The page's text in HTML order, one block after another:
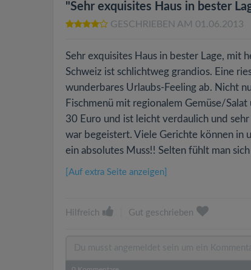
"Sehr exquisites Haus in bester
GESCHRIEBEN AM 01.06.2013
Sehr exquisites Haus in bester Lage, mit
Schweiz ist schlichtweg grandios. Eine
wunderbares Urlaubs-Feeling ab. Nicht
Fischmenü mit regionalem Gemüse/
30 Euro und ist leicht verdaulich und
war begeistert. Viele Gerichte können in
ein absolutes Muss!! Selten fühlt man
[Auf extra Seite anzeigen]
Hilfreich Gut geschrieben